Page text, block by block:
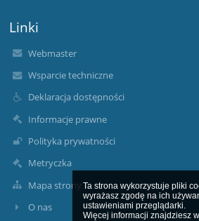
Ta strona wykorzystuje pliki
wyrażasz zgodę na ich
ustawieniami przeglądarki.
Więcej informacji znajdziesz w
Linki
Webmaster
Wsparcie techniczne
Deklaracja dostępności
Informacje prawne
Polityka prywatności
Metryczka
Mapa strony
O nas